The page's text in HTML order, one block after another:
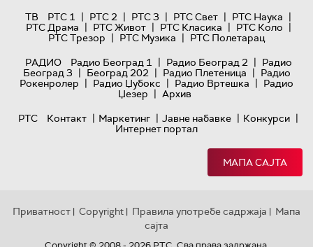
ТВ
РТС 1 | РТС 2 | РТС 3 | РТС Свет | РТС Наука |
РТС Драма | РТС Живот | РТС Класика | РТС Коло |
РТС Трезор | РТС Музика | РТС Полетарац
РАДИО
Радио Београд 1 | Радио Београд 2 | Радио
Београд 3 | Београд 202 | Радио Плетеница | Радио
Рокенролер | Радио Џубокс | Радио Вртешка | Радио
Џезер | Архив
РТС
Контакт | Маркетинг | Јавне набавке | Конкурси |
Интернет портал
МАПА САЈТА
Приватност | Copyright | Правила употребе садржаја | Мапа
сајта